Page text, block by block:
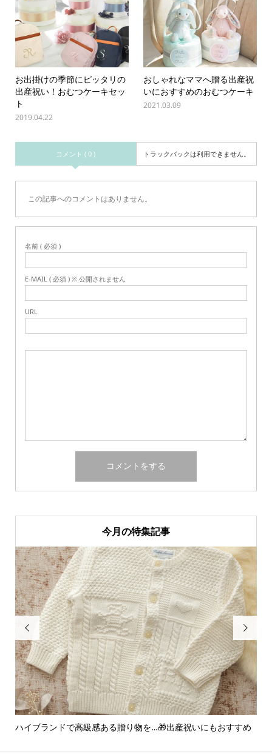
お出掛けの季節にピッタリの
出産祝い！おむつケーキセッ
ト
2019.04.22
おしゃれなママへ贈る出産祝
いにおすすめのおむつケーキ
2021.03.09
コメント ( 0 ) トラックバックは利用できません。
この記事へのコメントはありません。
名前 ( 必須 )
E-MAIL ( 必須 ) ※ 公開されません
URL
今月の特集記事

産祝いにもおすすめ アンパンマンなら間違いなし♪くすみカラーの
